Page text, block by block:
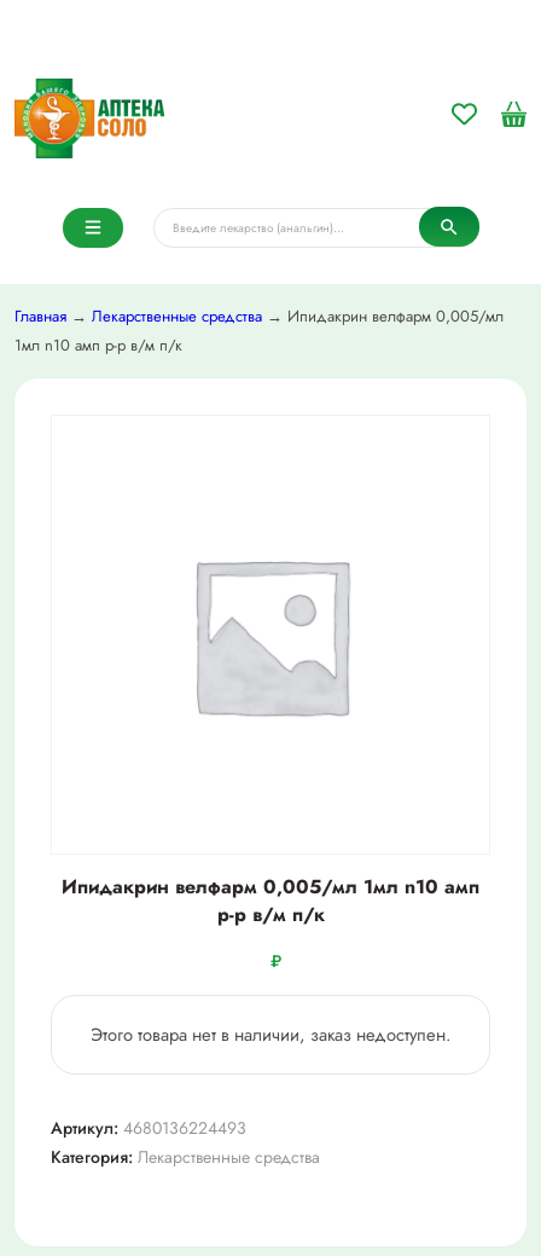
Главная → Лекарственные средства → Ипидакрин велфарм 0,005/мл
1мл n10 амп р-р в/м п/к
Ипидакрин велфарм 0,005/мл 1мл n10 амп
р-р в/м п/к
₽
Этого товара нет в наличии, заказ недоступен.
Артикул: 4680136224493
Категория: Лекарственные средства